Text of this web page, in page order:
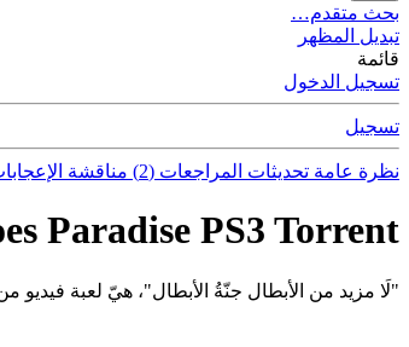
بحث متقدم…
تبديل المظهر
قائمة
تسجيل الدخول
تسجيل
نظرة عامة تحديثات المراجعات (2) مناقشة
Paradise PS3 Torrent
"لَا مزيد من الأبطال جنّةُ الأبطال"، هيّ لعبة فيديو